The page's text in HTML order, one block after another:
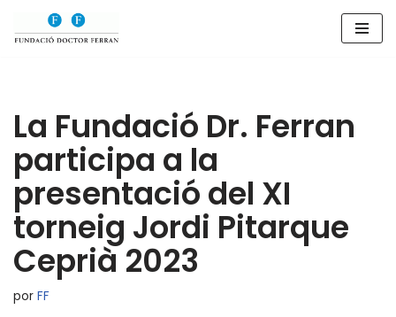
Saltar
La Fundació Dr. Ferran
participa a la
presentació del XI
torneig Jordi Pitarque
Ceprià 2023
por FF